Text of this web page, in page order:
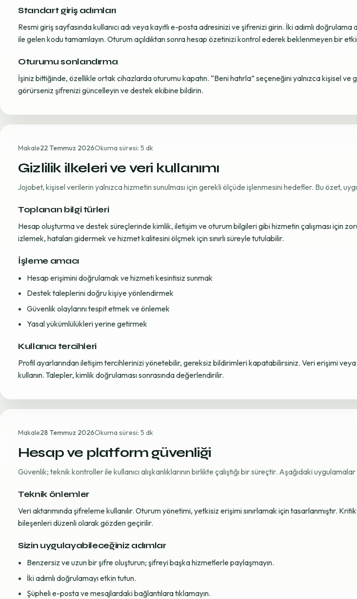
Standart giriş adımları
Resmi giriş sayfasında kullanıcı adı veya kayıtlı e-posta adresinizi ve şifrenizi girin. İki adımlı
ile gelen kodu tamamlayın. Oturum açıldıktan sonra hesap özetinizi kontrol ederek beklenmeyen bir
Oturumu sonlandırma
İşiniz bittiğinde, özellikle ortak cihazlarda oturumu kapatın. “Beni hatırla” seçeneğini yalnızca kişisel ve
görürseniz şifrenizi güncelleyin ve destek ekibine bildirin.
Makale22 Temmuz 2026Okuma süresi: 5 dk
Gizlilik ilkeleri ve veri kullanımı
Jojobet, kişisel verilerin yalnızca hizmetin sunulması için gerekli ölçüde işlenmesini hedefler. Bu özet,
Toplanan bilgi türleri
Hesap oluşturma ve destek süreçlerinde kimlik, iletişim ve oturum bilgileri gibi hizmetin çalışması için
izlemek, hataları gidermek ve hizmet kalitesini ölçmek için sınırlı süreyle tutulabilir.
İşleme amacı
Hesap erişimini doğrulamak ve hizmeti kesintisiz sunmak
Destek taleplerini doğru kişiye yönlendirmek
Güvenlik olaylarını tespit etmek ve önlemek
Yasal yükümlülükleri yerine getirmek
Kullanıcı tercihleri
Profil ayarlarından iletişim tercihlerinizi yönetebilir, gereksiz bildirimleri kapatabilirsiniz. Veri erişimi
kullanın. Talepler, kimlik doğrulaması sonrasında değerlendirilir.
Makale28 Temmuz 2026Okuma süresi: 5 dk
Hesap ve platform güvenliği
Güvenlik; teknik kontroller ile kullanıcı alışkanlıklarının birlikte çalıştığı bir süreçtir. Aşağıdaki
Teknik önlemler
Veri aktarımında şifreleme kullanılır. Oturum yönetimi, yetkisiz erişimi sınırlamak için tasarlanmıştır.
bileşenleri düzenli olarak gözden geçirilir.
Sizin uygulayabileceğiniz adımlar
Benzersiz ve uzun bir şifre oluşturun; şifreyi başka hizmetlerle paylaşmayın.
İki adımlı doğrulamayı etkin tutun.
Şüpheli e-posta ve mesajlardaki bağlantılara tıklamayın.